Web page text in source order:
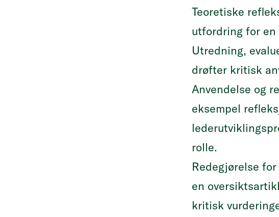
Teoretiske
utfordring for
Utredning,
drøfter kritisk
Anvendelse og
eksempel
rolle.
Redegjørelse
en
kritisk